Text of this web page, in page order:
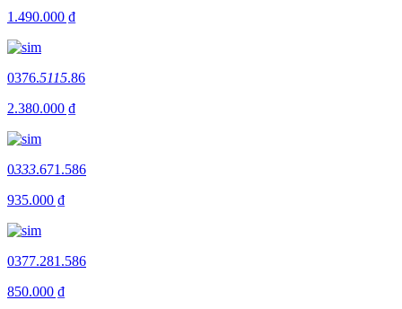
1.490.000 ₫
0376.5115.86
2.380.000 ₫
0333.671.586
935.000 ₫
0377.281.586
850.000 ₫